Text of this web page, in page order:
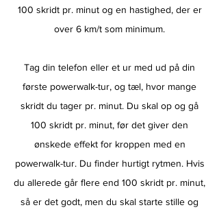
100 skridt pr. minut og en hastighed, der er
over 6 km/t som minimum.
Tag din telefon eller et ur med ud på din
første powerwalk-tur, og tæl, hvor mange
skridt du tager pr. minut. Du skal op og gå
100 skridt pr. minut, før det giver den
ønskede effekt for kroppen med en
powerwalk-tur. Du finder hurtigt rytmen. Hvis
du allerede går flere end 100 skridt pr. minut,
så er det godt, men du skal starte stille og